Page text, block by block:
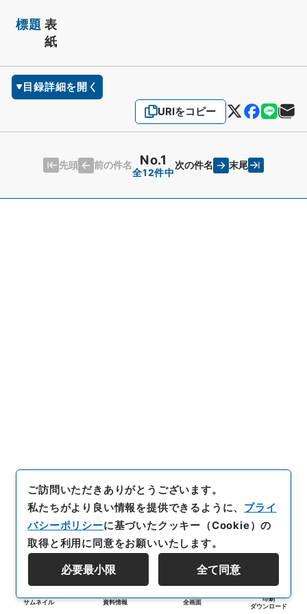
標題 表
紙
目録詳細を開く
URIをコピー
先頭 前の件名 No.1
全12件中
次の件名 末尾
サムネイル 資料情報 全画面
印刷
ダウンロード
ご訪問いただきありがとうございます。
私たちがより良い情報を提供できるように、 プライ
バシーポリシーに基づいたクッキー（Cookie）の
取得と利用に同意をお願いいたします。
必要最小限 全て同意